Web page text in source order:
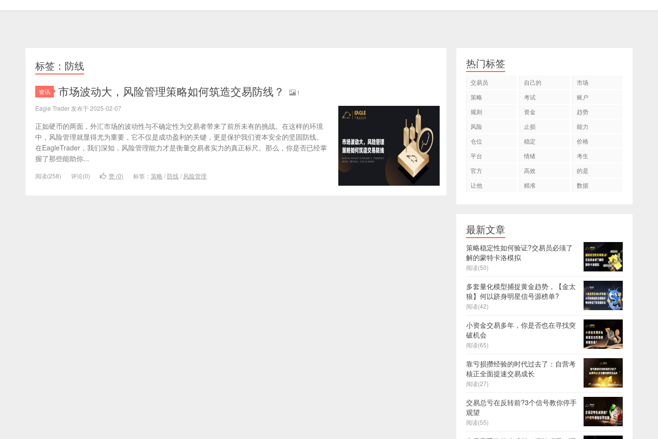
标签：防线
资讯 市场波动大，风险管理策略如何筑造交易防线？
1
Eagle Trader 发布于 2025-02-07
正如硬币的两面，外汇市场的波动性与不确定性为交易者带来了前所未有的挑战。在这样的环境
中，风险管理就显得尤为重要，它不仅是成功盈利的关键，更是保护我们资本安全的坚固防线。
在EagleTrader，我们深知，风险管理能力才是衡量交易者实力的真正标尺。那么，你是否已经掌
握了那些能助你...
阅读(258) 评论(0) 赞 (0) 标签： 策略 /防线 / 风险管理
热门标签
交易员 自己的
市场
策略
考试
账户
规则
资金
趋势
风险
止损
能力
仓位
稳定
价格
平台
情绪
考生
官方
高效
的是
让他
精准 数据
最新文章
策略稳定性如何验证?交易员必须了
解的蒙特卡洛模拟
阅读(50)
多套量化模型捕捉黄金趋势，【金太
狼】何以跻身明星信号源榜单?
阅读(42)
小资金交易多年，你是否也在寻找突
破机会
阅读(65)
靠亏损攒经验的时代过去了：自营考
核正全面提速交易成长
阅读(27)
交易总亏在反转前?3个信号教你停手
观望
阅读(55)